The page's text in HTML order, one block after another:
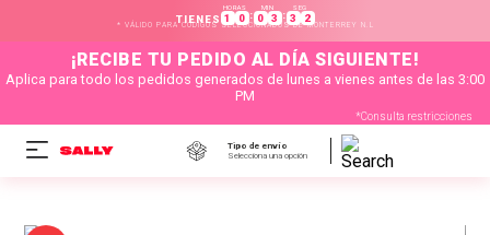
TIENES
HORAS
1 0 :
MIN
0 3 :
SEG
3 2
* VÁLIDO PARA CÓDIGOS SELECCIONADOS DE MONTERREY N.L
¡RECIBE TU PEDIDO AL DÍA SIGUIENTE!
Aplica para todo los pedidos generados de lunes a vienes antes de las 3:00
PM
*Consulta restricciones
Tipo de envío
Selecciona una opción